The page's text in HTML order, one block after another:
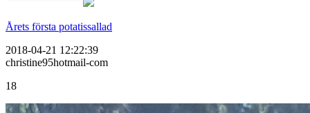
Årets första potatissallad
2018-04-21 12:22:39
christine95hotmail-com
18